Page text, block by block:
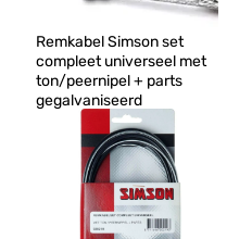
Remkabel Simson set
compleet universeel met
ton/peernipel + parts
gegalvaniseerd